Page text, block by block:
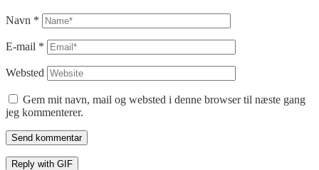
Navn *
E-mail *
Websted
Gem mit navn, mail og websted i denne browser til næste gang
jeg kommenterer.
Send kommentar
Reply with GIF